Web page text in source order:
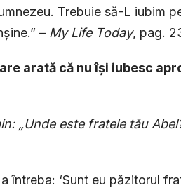
Trebuie să-L iubim
– My Life Today, pag.
arată că nu își iubesc
„Unde este fratele tău
întreba: ‘Sunt eu păzitorul